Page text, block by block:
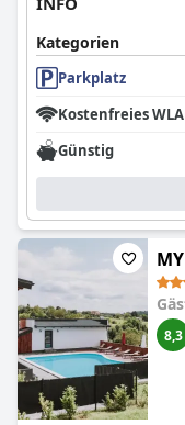
Kategorien
Parkplatz
Kostenfreies
Günstig
8,3